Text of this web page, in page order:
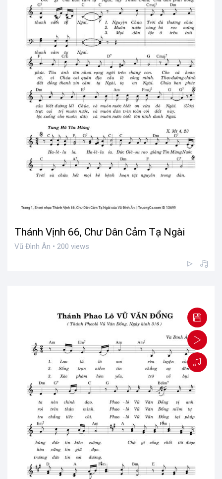
Thánh Vịnh 66, Chư Dân Cảm Tạ Ngài
Vũ Đình Ân • 200 views